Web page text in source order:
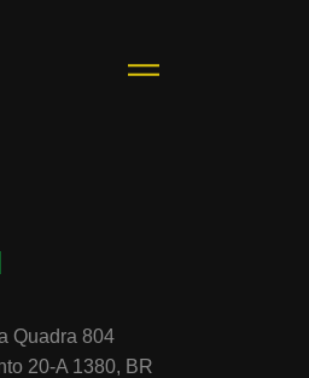
Quadra 804
20-A 1380, BR